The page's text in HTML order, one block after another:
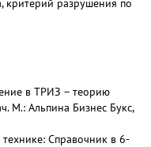
критерий разрушения по
в ТРИЗ – теорию
М.: Альпина Бизнес Букс,
Справочник в 6-